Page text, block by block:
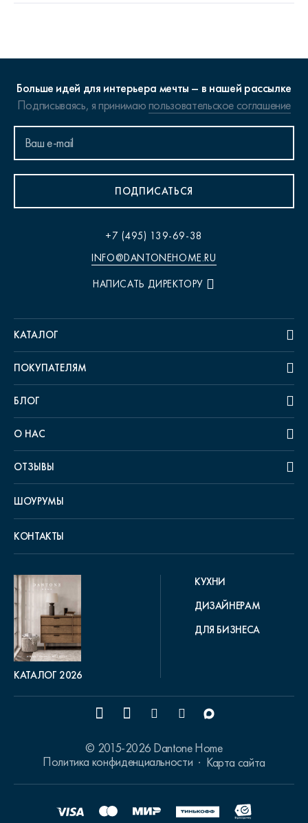
Больше идей для интерьера мечты – в нашей рассылке
Подписываясь, я принимаюпользовательское соглашение
ПОДПИСАТЬСЯ
+7 (495) 139-69-38
INFO@DANTONEHOME.RU
НАПИСАТЬ ДИРЕКТОРУ
КАТАЛОГ
ПОКУПАТЕЛЯМ
БЛОГ
О НАС
ОТЗЫВЫ
ШОУРУМЫ
КОНТАКТЫ
КАТАЛОГ 2026
КУХНИ
ДИЗАЙНЕРАМ
ДЛЯ БИЗНЕСА
© 2015-2026 Dantone Home
Политика конфиденциальности
Карта сайта